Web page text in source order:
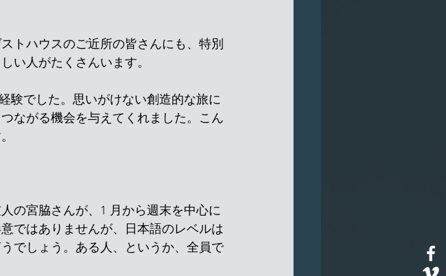
トハウスのご近所の皆さんにも、特別
い人がたくさんいます。
験でした。思いがけない創造的な旅に
ながる機会を与えてくれました。こん
の宮脇さんが、1 月から週末を中心に
ではありませんが、日本語のレベルは
でしょう。ある人、というか、全員で